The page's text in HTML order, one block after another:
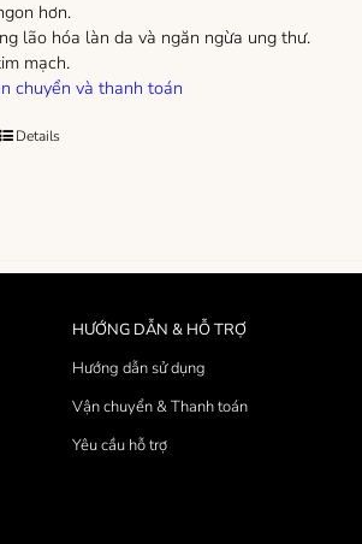
hơn.
lão hóa làn da và ngăn ngừa ung thư.
mạch.
chuyển và thanh toán
Details
HƯỚNG DẪN & HỖ TRỢ
Hướng dẫn sử dụng
Vận chuyển & Thanh toán
Yêu cầu hỗ trợ